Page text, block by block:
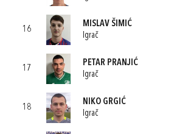
16
MISLAV ŠIMIĆ
Igrač
17
PETAR PRANJIĆ
Igrač
18
NIKO GRGIĆ
Igrač